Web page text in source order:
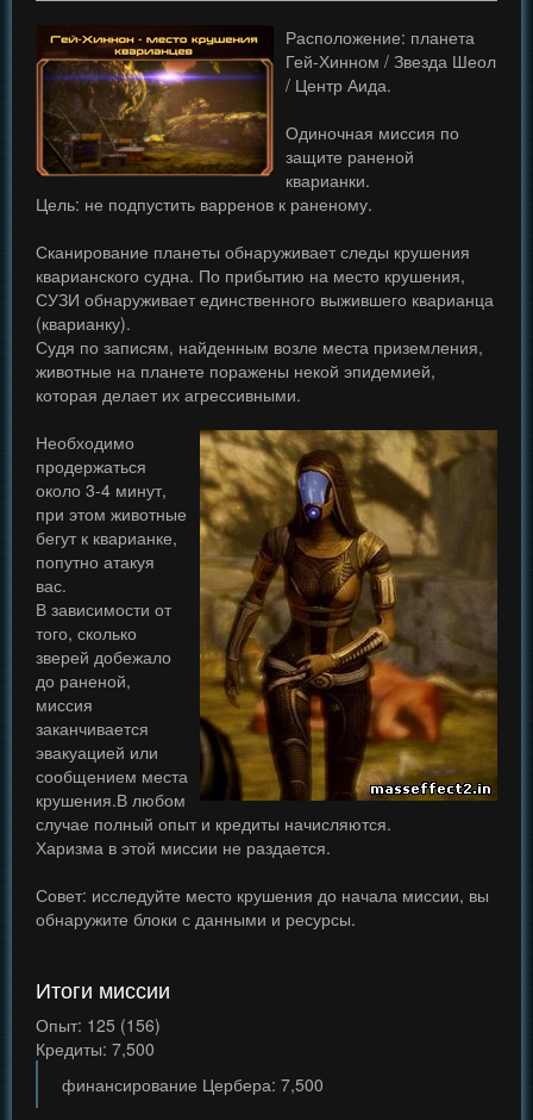
Расположение: планета
Гей-Хинном / Звезда Шеол
/ Центр Аида.
Одиночная миссия по
защите раненой
кварианки.
Цель: не подпустить варренов к раненому.
Сканирование планеты обнаруживает следы крушения
кварианского судна. По прибытию на место крушения,
СУЗИ обнаруживает единственного выжившего кварианца
(кварианку).
Судя по записям, найденным возле места приземления,
животные на планете поражены некой эпидемией,
которая делает их агрессивными.
Необходимо
продержаться
около 3-4 минут,
при этом животные
бегут к кварианке,
попутно атакуя
вас.
В зависимости от
того, сколько
зверей добежало
до раненой,
миссия
заканчивается
эвакуацией или
сообщением места
крушения.В любом
случае полный опыт и кредиты начисляются.
Харизма в этой миссии не раздается.
Совет: исследуйте место крушения до начала миссии, вы
обнаружите блоки с данными и ресурсы.
Итоги миссии
Опыт: 125 (156)
Кредиты: 7,500
финансирование Цербера: 7,500